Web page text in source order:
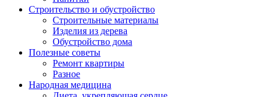
Строительство и обустройство
Строительные материалы
Изделия из дерева
Обустройство дома
Полезные советы
Ремонт квартиры
Разное
Народная медицина